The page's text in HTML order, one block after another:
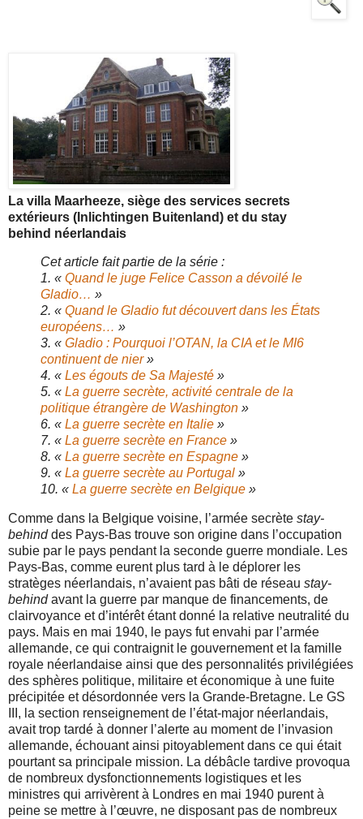
La villa Maarheeze, siège des services secrets
extérieurs (Inlichtingen Buitenland) et du stay
behind néerlandais
Cet article fait partie de la série :
1. « Quand le juge Felice Casson a dévoilé le
Gladio… »
2. « Quand le Gladio fut découvert dans les États
européens… »
3. « Gladio : Pourquoi l’OTAN, la CIA et le MI6
continuent de nier»
4. « Les égouts de Sa Majesté »
5. « La guerre secrète, activité centrale de la
politique étrangère de Washington »
6. « La guerre secrète en Italie »
7. « La guerre secrète en France »
8. « La guerre secrète en Espagne »
9. « La guerre secrète au Portugal »
10. « La guerre secrète en Belgique »
Comme dans la Belgique voisine, l’armée secrète stay-
behinddes Pays-Bas trouve son origine dans l’occupation
subie par le pays pendant la seconde guerre mondiale. Les
Pays-Bas, comme eurent plus tard à le déplorer les
stratèges néerlandais, n’avaient pas bâti de réseau stay-
behindavant la guerre par manque de financements, de
clairvoyance et d’intérêt étant donné la relative neutralité du
pays. Mais en mai 1940, le pays fut envahi par l’armée
allemande, ce qui contraignit le gouvernement et la famille
royale néerlandaise ainsi que des personnalités privilégiées
des sphères politique, militaire et économique à une fuite
précipitée et désordonnée vers la Grande-Bretagne. Le GS
III, la section renseignement de l’état-major néerlandais,
avait trop tardé à donner l’alerte au moment de l’invasion
allemande, échouant ainsi pitoyablement dans ce qui était
pourtant sa principale mission. La débâcle tardive provoqua
de nombreux dysfonctionnements logistiques et les
ministres qui arrivèrent à Londres en mai 1940 purent à
peine se mettre à l’œuvre, ne disposant pas de nombreux